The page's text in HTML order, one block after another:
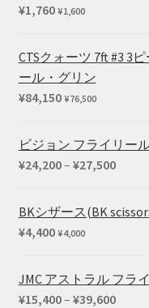
¥1,760 ¥1,600
CTSクォーツ 7ft #3 3
ール・グリン
¥84,150 ¥76,500
ビジョン フライリー
¥24,200– ¥27,500価
帯:
BKシザース(BK
¥4,400 ¥4,000
JMC アストラル フラ
¥15,400– ¥39,600価